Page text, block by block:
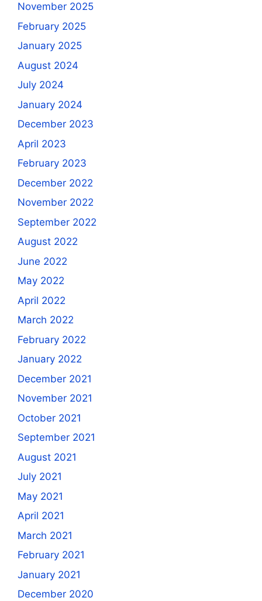
November 2025
February 2025
January 2025
August 2024
July 2024
January 2024
December 2023
April 2023
February 2023
December 2022
November 2022
September 2022
August 2022
June 2022
May 2022
April 2022
March 2022
February 2022
January 2022
December 2021
November 2021
October 2021
September 2021
August 2021
July 2021
May 2021
April 2021
March 2021
February 2021
January 2021
December 2020